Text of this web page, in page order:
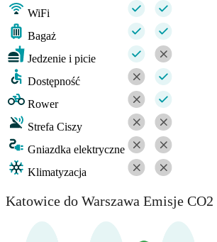
WiFi
Bagaż
Jedzenie i picie
Dostępność
Rower
Strefa Ciszy
Gniazdka elektryczne
Klimatyzacja
Katowice do Warszawa Emisje CO2